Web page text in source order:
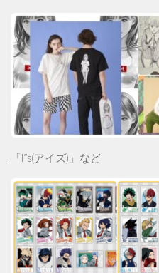
「I”s(アイズ)」など